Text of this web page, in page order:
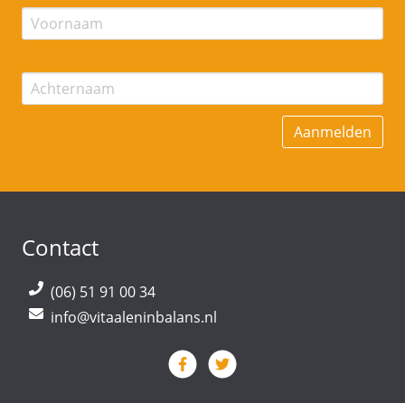
Contact
(06) 51 91 00 34
info@vitaaleninbalans.nl